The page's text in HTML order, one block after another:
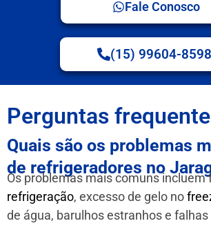
Fale Conosco
(15) 99604-8598
Perguntas
Quais são os problemas
de refrigeradores no
Os problemas mais comuns incluem
refrigeração, excesso de gelo no
de água, barulhos estranhos e